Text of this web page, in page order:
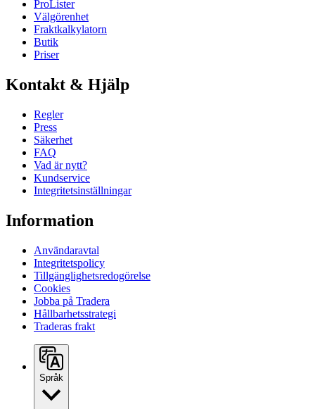
ProLister
Välgörenhet
Fraktkalkylatorn
Butik
Priser
Kontakt & Hjälp
Regler
Press
Säkerhet
FAQ
Vad är nytt?
Kundservice
Integritetsinställningar
Information
Användaravtal
Integritetspolicy
Tillgänglighetsredogörelse
Cookies
Jobba på Tradera
Hållbarhetsstrategi
Traderas frakt
Språk